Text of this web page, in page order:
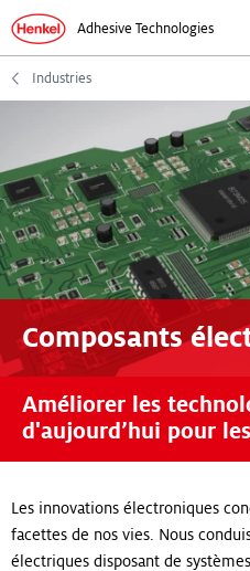
Adhesive Technologies
Industries
Composants
Améliorer les
d'aujourd’hui pour
Les innovations électroniques
facettes de nos vies. Nous
électriques disposant de